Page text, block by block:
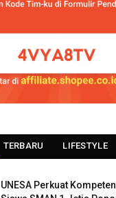
TERBARU LIFESTYLE
UNESA Perkuat